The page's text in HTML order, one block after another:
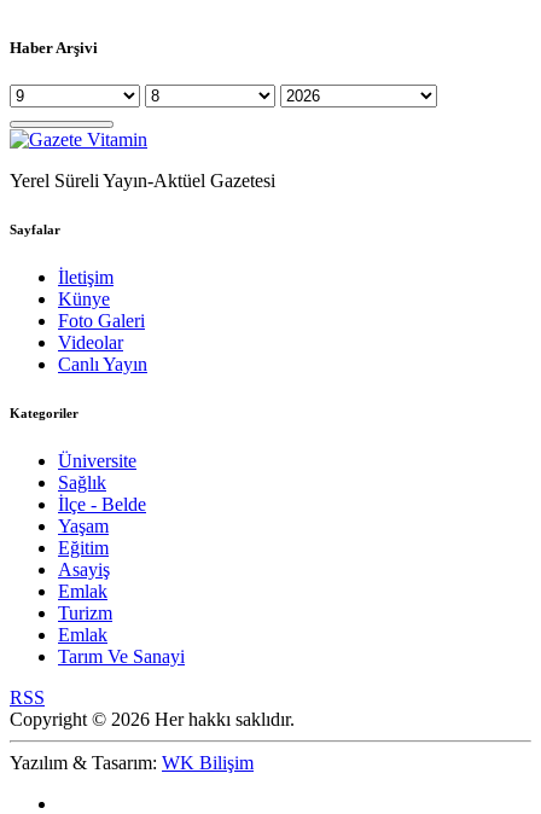
Haber Arşivi
Yerel Süreli Yayın-Aktüel Gazetesi
Sayfalar
İletişim
Künye
Foto Galeri
Videolar
Canlı Yayın
Kategoriler
Üniversite
Sağlık
İlçe - Belde
Yaşam
Eğitim
Asayiş
Emlak
Turizm
Emlak
Tarım Ve Sanayi
RSS
Copyright © 2026 Her hakkı saklıdır.
Yazılım & Tasarım: WK Bilişim